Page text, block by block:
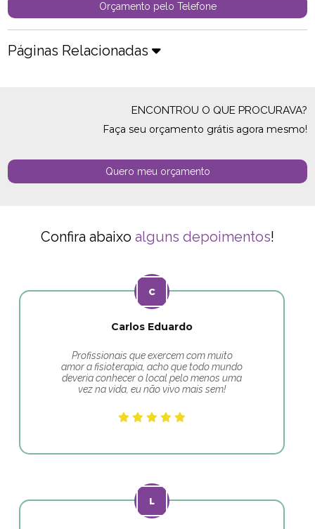
Orçamento pelo Telefone
Páginas Relacionadas
ENCONTROU O QUE PROCURAVA?
Faça seu orçamento grátis agora mesmo!
Quero meu orçamento
Confira abaixo alguns depoimentos!
Carlos Eduardo
Profissionais que exercem com muito
amor a fisioterapia, acho que todo mundo
deveria conhecer o local pelo menos uma
vez na vida, eu não vivo mais sem!